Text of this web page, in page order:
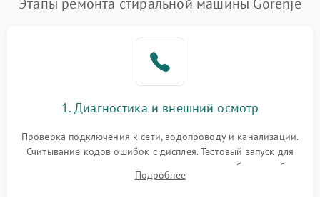
1. Диагностика и внешний осмотр
Проверка подключения к сети, водопроводу и канализации.
Считывание кодов ошибок с дисплея. Тестовый запуск для
выявления посторонних шумов, протечек или сбоев в работе
электронного модуля управления.
Подробнее